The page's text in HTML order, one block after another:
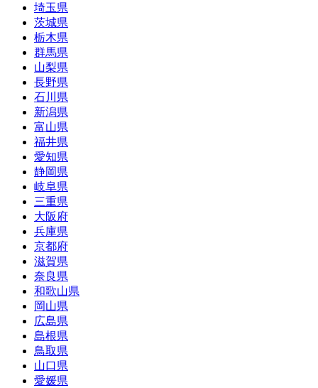
埼玉県
茨城県
栃木県
群馬県
山梨県
長野県
石川県
新潟県
富山県
福井県
愛知県
静岡県
岐阜県
三重県
大阪府
兵庫県
京都府
滋賀県
奈良県
和歌山県
岡山県
広島県
島根県
鳥取県
山口県
愛媛県